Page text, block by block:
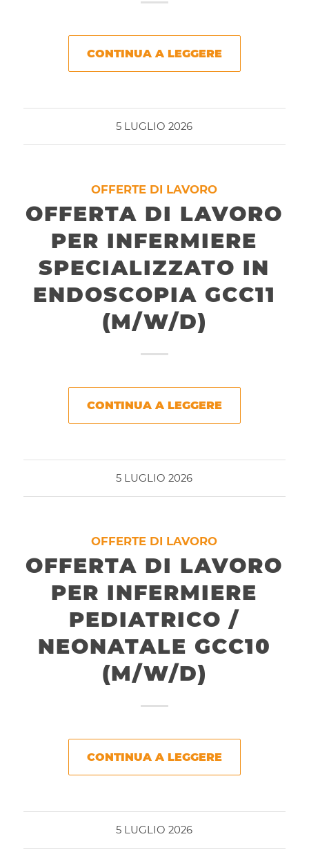
CONTINUA A LEGGERE
5 LUGLIO 2026
OFFERTE DI LAVORO
OFFERTA DI LAVORO
PER INFERMIERE
SPECIALIZZATO IN
ENDOSCOPIA GCC11
(M/W/D)
CONTINUA A LEGGERE
5 LUGLIO 2026
OFFERTE DI LAVORO
OFFERTA DI LAVORO
PER INFERMIERE
PEDIATRICO /
NEONATALE GCC10
(M/W/D)
CONTINUA A LEGGERE
5 LUGLIO 2026